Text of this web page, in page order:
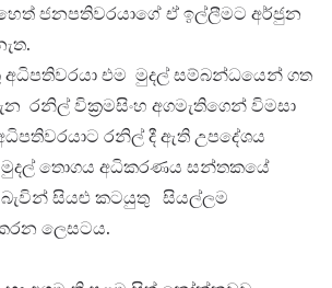
ජනපතිවරයාගේ ඒ ඉල්ලීමට අර්ජුන
අධිපතිවරයා එම මුදල් සම්බන්ධයෙන් ගත
රනිල් වික්‍රමසිංහ අගමැතිගෙන් විමසා
රනිල් දී ඇති උපදේශය
තොගය අධිකරණය සන්තකයේ
සියළු කටයුතු සියල්ලම
ලෙසටය.